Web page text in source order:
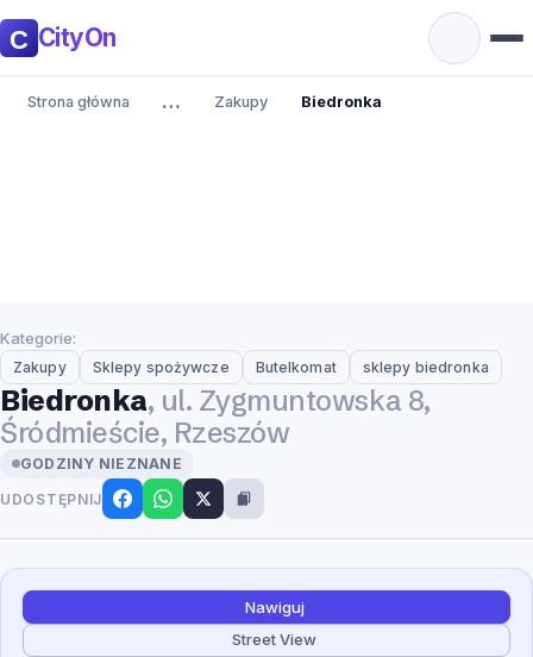
CityOn
Strona główna … Zakupy Biedronka
Kategorie:
Zakupy Sklepy spożywcze Butelkomat sklepy biedronka
Biedronka, ul. Zygmuntowska 8,
Śródmieście, Rzeszów
GODZINY NIEZNANE
UDOSTĘPNIJ
Nawiguj
Street View